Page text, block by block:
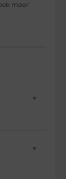
meer
▼
▼